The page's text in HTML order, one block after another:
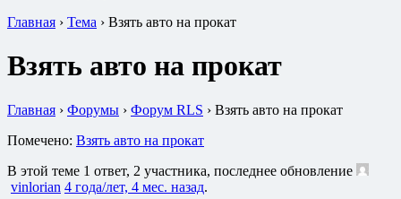
Главная › Тема › Взять авто на прокат
Взять авто на прокат
Главная › Форумы › Форум RLS › Взять авто на прокат
Помечено: Взять авто на прокат
В этой теме 1 ответ, 2 участника, последнее обновление
vinlorian 4 года/лет, 4 мес. назад.